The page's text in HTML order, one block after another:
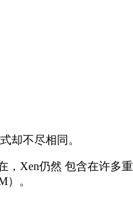
却不尽相同。
Xen仍然 包含在许多
）。